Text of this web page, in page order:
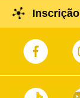
Inscrição